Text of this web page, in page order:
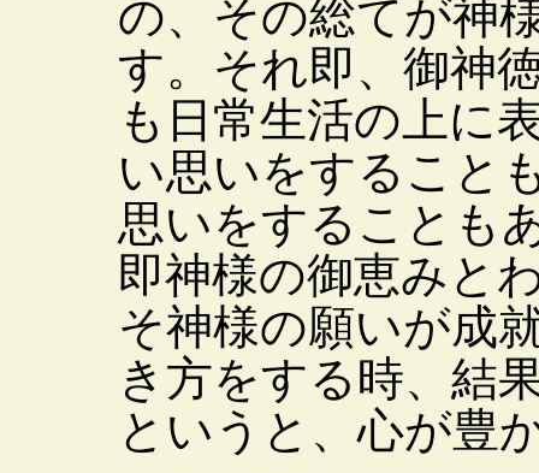
の、その総てが神
す。それ即、御神
も日常生活の上に
い思いをすること
思いをすることも
即神様の御恵みと
そ神様の願いが成
き方をする時、結
というと、心が豊